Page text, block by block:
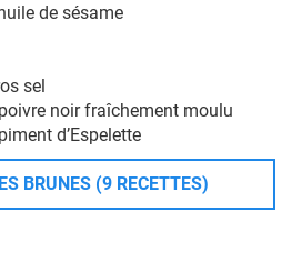
de sésame
sel
noir fraîchement moulu
d’Espelette
BRUNES (9 RECETTES)